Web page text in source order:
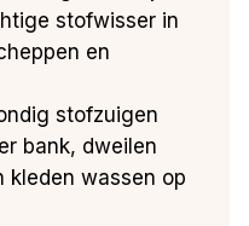
stofwisser in
en
stofzuigen
bank, dweilen
kleden wassen op